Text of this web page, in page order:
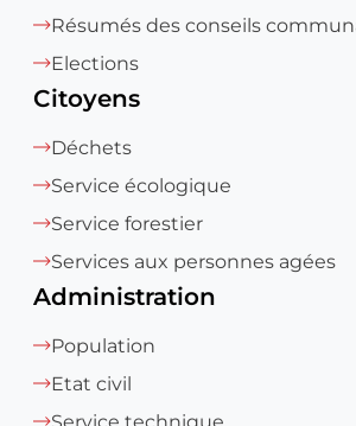
Résumés des conseils
Elections
Citoyens
Déchets
Service écologique
Service forestier
Services aux personnes agées
Administration
Population
Etat civil